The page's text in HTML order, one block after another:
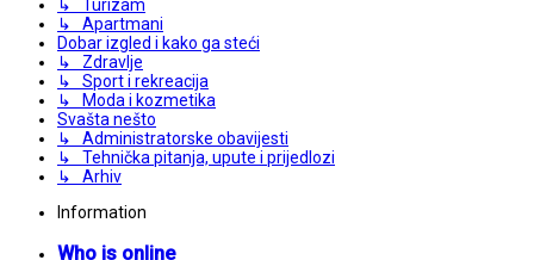
↳ Turizam
↳ Apartmani
Dobar izgled i kako ga steći
↳ Zdravlje
↳ Sport i rekreacija
↳ Moda i kozmetika
Svašta nešto
↳ Administratorske obavijesti
↳ Tehnička pitanja, upute i prijedlozi
↳ Arhiv
Information
Who is online